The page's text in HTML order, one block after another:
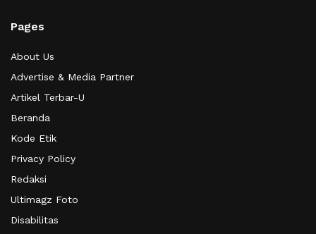
Pages
About Us
Advertise & Media Partner
Artikel Terbar-U
Beranda
Kode Etik
Privacy Policy
Redaksi
Ultimagz Foto
Disabilitas